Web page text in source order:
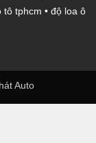
tô tphcm • độ loa ô
Auto